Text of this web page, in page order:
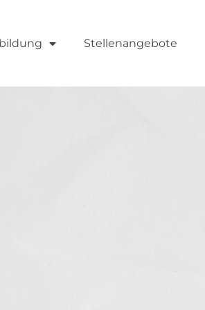
Stellenangebote